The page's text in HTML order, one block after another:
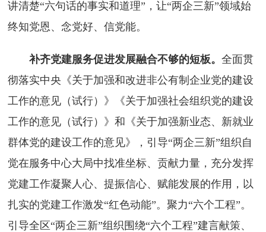
讲清楚“六句话的事实和道理”，让“两企三新”领域始
终知党恩、念党好、信党能。
补齐党建服务促进发展融合不够的短板。全面贯
彻落实中央《关于加强和改进非公有制企业党的建设
工作的意见（试行）》《关于加强社会组织党的建设
工作的意见（试行）》和《关于加强新业态、新就业
群体党的建设工作的意见》，引导“两企三新”组织自
觉在服务中心大局中找准坐标、贡献力量，充分发挥
党建工作凝聚人心、提振信心、赋能发展的作用，以
扎实的党建工作激发“红色动能”。聚力“六个工程”。
引导全区“两企三新”组织围绕“六个工程”建言献策、